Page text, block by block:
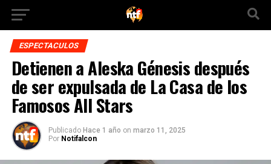
ESPECTACULOS
Detienen a Aleska Génesis después
de ser expulsada de La Casa de los
Famosos All Stars
Publicado Hace 1 año on marzo 11, 2025
Por Notifalcon